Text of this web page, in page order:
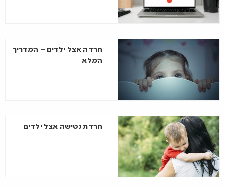
חרדה אצל ילדים – המדריך
המלא
חרדת נטישה אצל ילדים